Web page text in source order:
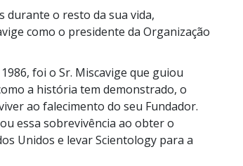
durante o resto da sua vida,
como o presidente da Organização
foi o Sr. Miscavige que guiou
a história tem demonstrado, o
ao falecimento do seu Fundador.
essa sobrevivência ao obter o
Unidos e levar Scientology para a